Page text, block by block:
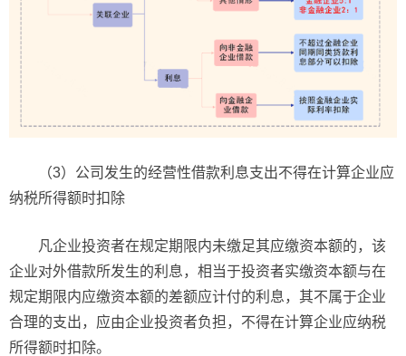
（3）公司发生的经营性借款利息支出不得在计算企业应
纳税所得额时扣除
凡企业投资者在规定期限内未缴足其应缴资本额的，该
企业对外借款所发生的利息，相当于投资者实缴资本额与在
规定期限内应缴资本额的差额应计付的利息，其不属于企业
合理的支出，应由企业投资者负担，不得在计算企业应纳税
所得额时扣除。